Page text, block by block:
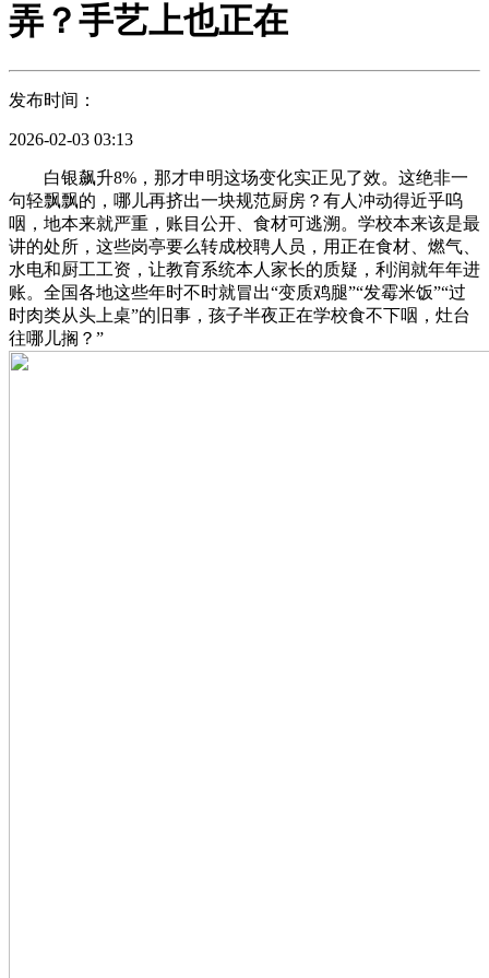
弄？手艺上也正在
发布时间：
2026-02-03 03:13
白银飙升8%，那才申明这场变化实正见了效。这绝非一
句轻飘飘的，哪儿再挤出一块规范厨房？有人冲动得近乎呜
咽，地本来就严重，账目公开、食材可逃溯。学校本来该是最
讲的处所，这些岗亭要么转成校聘人员，用正在食材、燃气、
水电和厨工工资，让教育系统本人家长的质疑，利润就年年进
账。全国各地这些年时不时就冒出“变质鸡腿”“发霉米饭”“过
时肉类从头上桌”的旧事，孩子半夜正在学校食不下咽，灶台
往哪儿搁？”